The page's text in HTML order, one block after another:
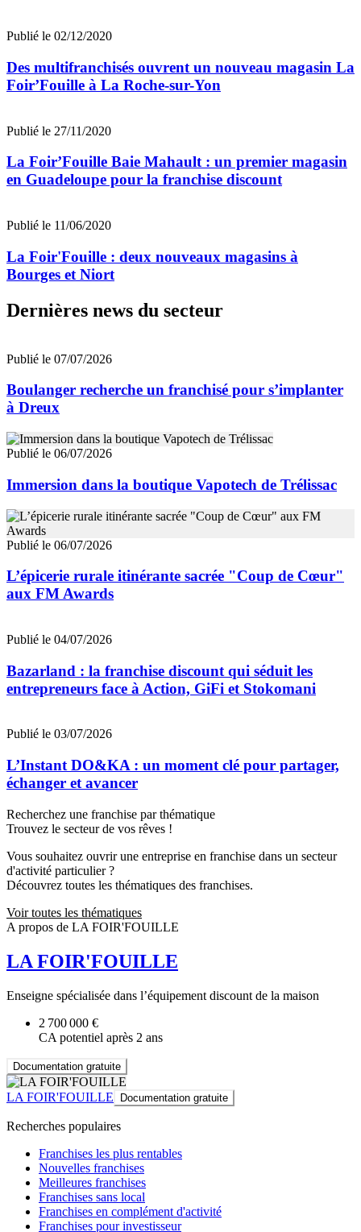
Publié le 02/12/2020
Des multifranchisés ouvrent un nouveau magasin La
Foir’Fouille à La Roche-sur-Yon
Publié le 27/11/2020
La Foir’Fouille Baie Mahault : un premier magasin
en Guadeloupe pour la franchise discount
Publié le 11/06/2020
La Foir'Fouille : deux nouveaux magasins à
Bourges et Niort
Dernières news du secteur
Publié le 07/07/2026
Boulanger recherche un franchisé pour s’implanter
à Dreux
Publié le 06/07/2026
Immersion dans la boutique Vapotech de Trélissac
Publié le 06/07/2026
L’épicerie rurale itinérante sacrée "Coup de Cœur"
aux FM Awards
Publié le 04/07/2026
Bazarland : la franchise discount qui séduit les
entrepreneurs face à Action, GiFi et Stokomani
Publié le 03/07/2026
L’Instant DO&KA : un moment clé pour partager,
échanger et avancer
Recherchez une franchise par thématique
Trouvez le secteur de vos rêves !
Vous souhaitez ouvrir une entreprise en franchise dans un secteur
d'activité particulier ?
Découvrez toutes les thématiques des franchises.
Voir toutes les thématiques
A propos de LA FOIR'FOUILLE
LA FOIR'FOUILLE
Enseigne spécialisée dans l’équipement discount de la maison
2 700 000 €
CA potentiel après 2 ans
Documentation gratuite
LA FOIR'FOUILLE Documentation gratuite
Recherches populaires
Franchises les plus rentables
Nouvelles franchises
Meilleures franchises
Franchises sans local
Franchises en complément d'activité
Franchises pour investisseur